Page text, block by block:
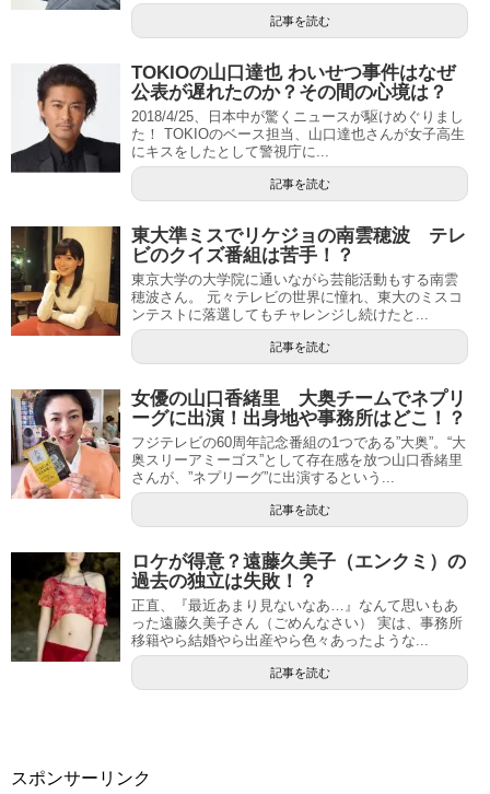
記事を読む
TOKIOの山口達也 わいせつ事件はなぜ
公表が遅れたのか？その間の心境は？
2018/4/25、日本中が驚くニュースが駆けめぐりまし
た！ TOKIOのベース担当、山口達也さんが女子高生
にキスをしたとして警視庁に...
記事を読む
東大準ミスでリケジョの南雲穂波 テレ
ビのクイズ番組は苦手！？
東京大学の大学院に通いながら芸能活動もする南雲
穂波さん。 元々テレビの世界に憧れ、東大のミスコ
ンテストに落選してもチャレンジし続けたと...
記事を読む
女優の山口香緒里 大奥チームでネプリ
ーグに出演！出身地や事務所はどこ！？
フジテレビの60周年記念番組の1つである”大奥”。“大
奥スリーアミーゴス”として存在感を放つ山口香緒里
さんが、”ネプリーグ”に出演するという...
記事を読む
ロケが得意？遠藤久美子（エンクミ）の
過去の独立は失敗！？
正直、『最近あまり見ないなあ…』なんて思いもあ
った遠藤久美子さん（ごめんなさい） 実は、事務所
移籍やら結婚やら出産やら色々あったような...
記事を読む
スポンサーリンク